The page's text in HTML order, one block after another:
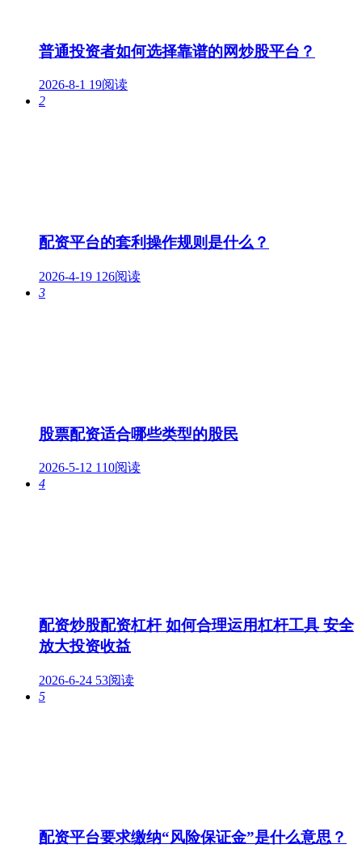
普通投资者如何选择靠谱的网炒股平台？
2026-8-1 19阅读
2
配资平台的套利操作规则是什么？
2026-4-19 126阅读
3
股票配资适合哪些类型的股民
2026-5-12 110阅读
4
配资炒股配资杠杆 如何合理运用杠杆工具 安全
放大投资收益
2026-6-24 53阅读
5
配资平台要求缴纳“风险保证金”是什么意思？